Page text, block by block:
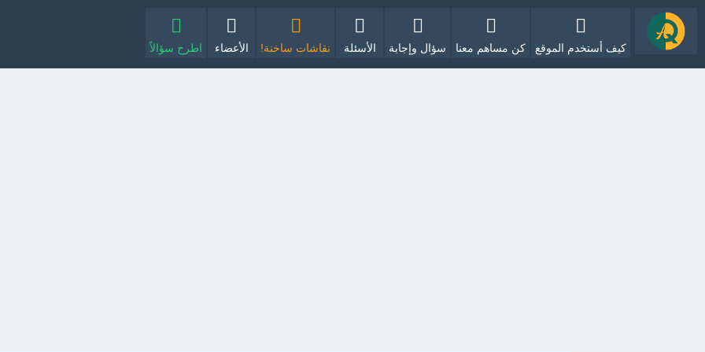
كيف أستخدم الموقع كن مساهم معنا سؤال وإجابة الأسئلة نقاشات ساخنة! الأعضاء اطرح سؤالاً